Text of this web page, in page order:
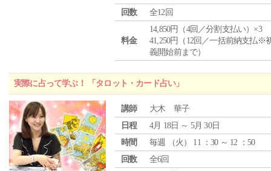
回数
全12回
料金
14,850円（4回／分割支払い）×3
41,250円（12回／一括前納支払※
義開始前まで）
実際に占って学ぶ！ 「タロット・カード占い」
講師
大木 華子
日程
4月 18日 ～ 5月 30日
時間
毎週 （火 ） 11 ：30 ～ 12 ：50
回数
全6回